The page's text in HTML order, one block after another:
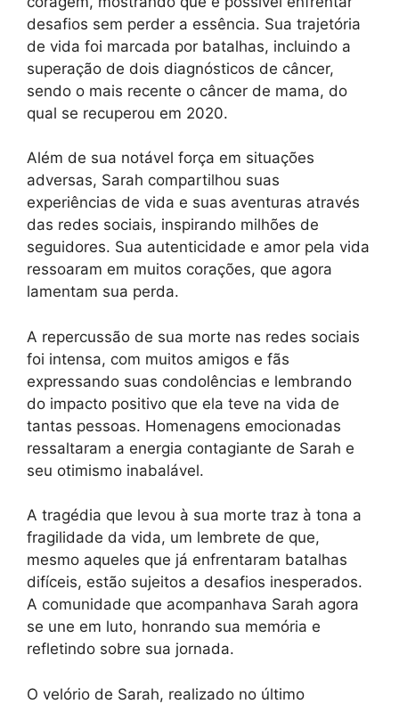
desafios sem perder a essência. Sua trajetória
de vida foi marcada por batalhas, incluindo a
superação de dois diagnósticos de câncer,
sendo o mais recente o câncer de mama, do
qual se recuperou em 2020.
Além de sua notável força em situações
adversas, Sarah compartilhou suas
experiências de vida e suas aventuras através
das redes sociais, inspirando milhões de
seguidores. Sua autenticidade e amor pela vida
ressoaram em muitos corações, que agora
lamentam sua perda.
A repercussão de sua morte nas redes sociais
foi intensa, com muitos amigos e fãs
expressando suas condolências e lembrando
do impacto positivo que ela teve na vida de
tantas pessoas. Homenagens emocionadas
ressaltaram a energia contagiante de Sarah e
seu otimismo inabalável.
A tragédia que levou à sua morte traz à tona a
fragilidade da vida, um lembrete de que,
mesmo aqueles que já enfrentaram batalhas
difíceis, estão sujeitos a desafios inesperados.
A comunidade que acompanhava Sarah agora
se une em luto, honrando sua memória e
refletindo sobre sua jornada.
O velório de Sarah, realizado no último